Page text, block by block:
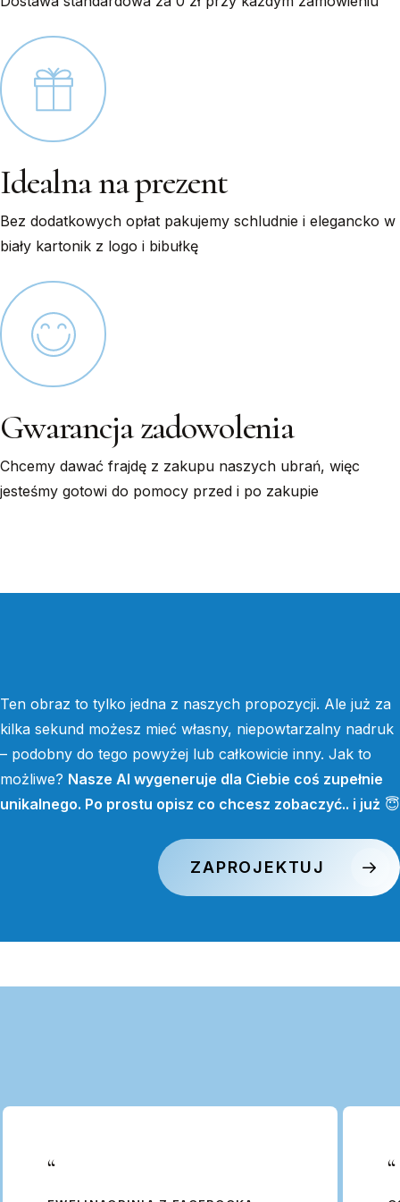
Idealna na prezent
Bez dodatkowych opłat pakujemy schludnie i elegancko w
biały kartonik z logo i bibułkę
Gwarancja zadowolenia
Chcemy dawać frajdę z zakupu naszych ubrań, więc
jesteśmy gotowi do pomocy przed i po zakupie
Ten obraz to tylko jedna z naszych propozycji. Ale już za
kilka sekund możesz mieć własny, niepowtarzalny nadruk
– podobny do tego powyżej lub całkowicie inny. Jak to
możliwe? Nasze AI wygeneruje dla Ciebie coś zupełnie
unikalnego. Po prostu opisz co chcesz zobaczyć.. i już 😇
ZAPROJEKTUJ
“ “